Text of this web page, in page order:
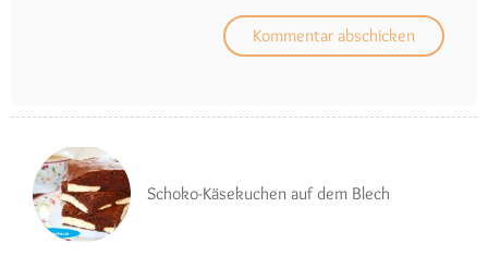
Schoko-Käsekuchen auf dem Blech